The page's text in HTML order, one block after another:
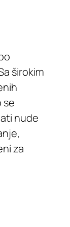
širokim
se
nude
za